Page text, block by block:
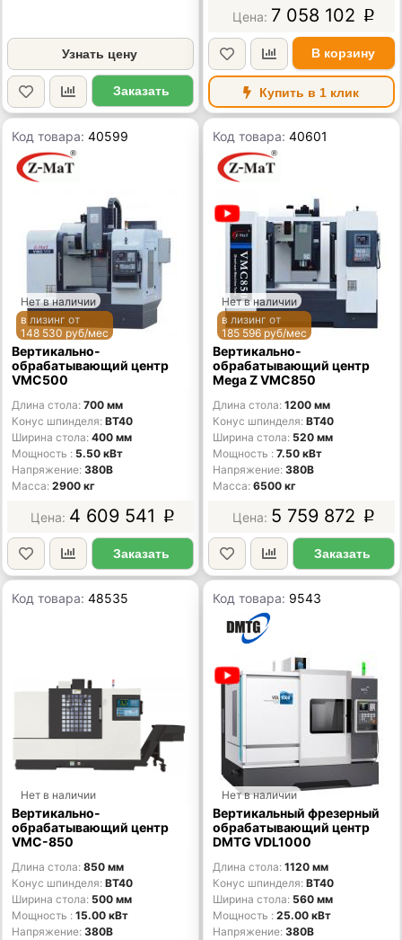
Узнать цену
Заказать
7 058 102 p
В корзину
Купить в 1 клик
Код товара:40599
Нет в наличии
в лизинг от
148 530 руб/мес
Вертикально-
обрабатывающий центр
VMC500
Длина стола 700 мм
Конус шпинделя BT40
Ширина стола 400 мм
Мощность
5.50 кВт
Напряжение 380В
Масса 2900 кг
4 609 541 p
Заказать
Код товара:40601
Нет в наличии
в лизинг от
185 596 руб/мес
Вертикально-
обрабатывающий центр
Mega Z VMC850
Длина стола 1200 мм
Конус шпинделя BT40
Ширина стола 520 мм
Мощность
7.50 кВт
Напряжение 380В
Масса 6500 кг
5 759 872 p
Заказать
Код товара:48535
Нет в наличии
Вертикально-
обрабатывающий центр
VMC-850
Длина стола 850 мм
Конус шпинделя BT40
Ширина стола 500 мм
Мощность
15.00 кВт
Напряжение 380В
Код товара: 9543
Нет в наличии
Вертикальный фрезерный
обрабатывающий центр
DMTG VDL1000
Длина стола 1120 мм
Конус шпинделя BT40
Ширина стола 560 мм
Мощность
25.00 кВт
Напряжение 380В